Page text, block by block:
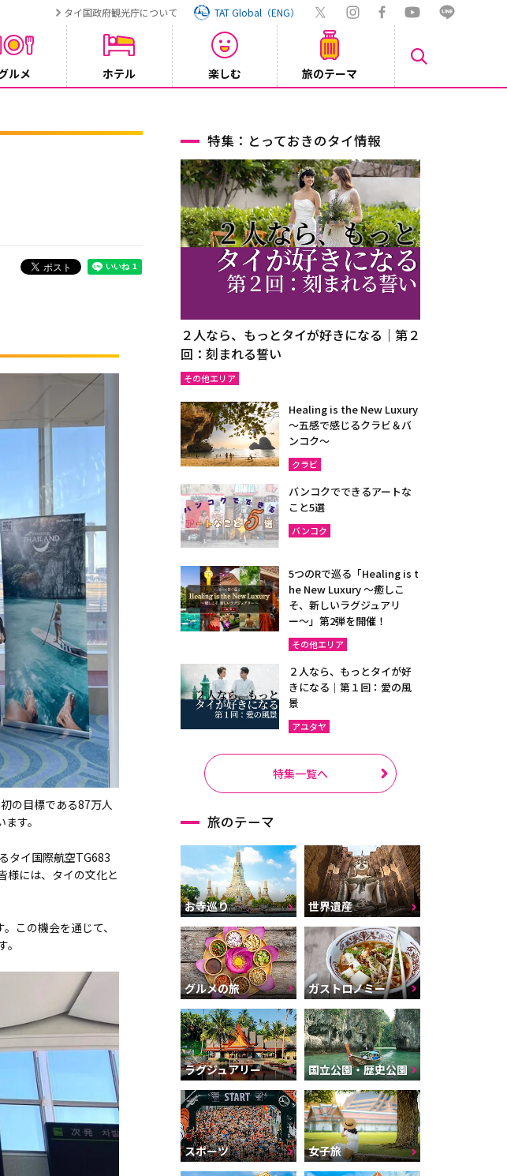
タイ国政府観光庁について TAT Global（ENG）
ルメ ホテル 楽しむ 旅のテーマ
の目標である87万人
す。
タイ国際航空TG683
様には、タイの文化と
この機会を通じて、
特集：とっておきのタイ情報
２人なら、もっとタイが好きになる｜第２
回：刻まれる誓い
その他エリア
Healing is the New Luxury
～五感で感じるクラビ＆バ
ンコク～
クラビ
バンコクでできるアートな
こと5選
バンコク
5つのRで巡る「Healing is t
he New Luxury ～癒しこ
そ、新しいラグジュアリ
ー〜」第2弾を開催！
その他エリア
２人なら、もっとタイが好
きになる｜第１回：愛の風
景
アユタヤ
特集一覧へ
旅のテーマ
お寺巡り 世界遺産
グルメの旅 ガストロノミー
ラグジュアリー 国立公園・歴史公園
スポーツ 女子旅